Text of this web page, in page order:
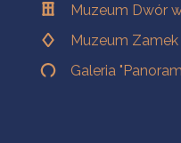
Muzeum Dwór
Muzeum
Galeria